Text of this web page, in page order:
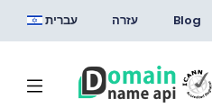
עברית עזרה Blog